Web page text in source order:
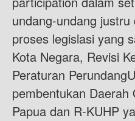
undang-undang
proses legislasi yang
Kota Negara, Revisi
Peraturan
pembentukan
Papua dan R-KUHP